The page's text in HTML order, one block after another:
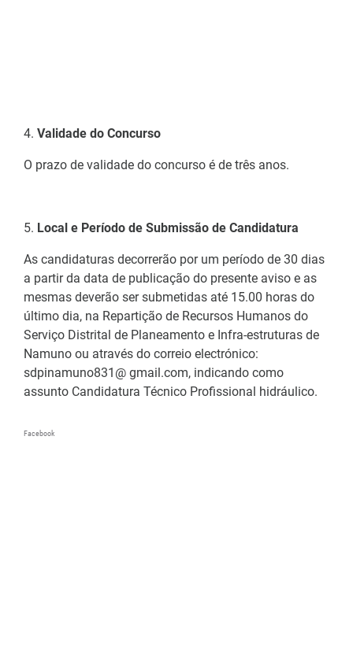
4. Validade do Concurso
O prazo de validade do concurso é de três anos.
5. Local e Período de Submissão de Candidatura
As candidaturas decorrerão por um período de 30 dias
a partir da data de publicação do presente aviso e as
mesmas deverão ser submetidas até 15.00 horas do
último dia, na Repartição de Recursos Humanos do
Serviço Distrital de Planeamento e Infra-estruturas de
Namuno ou através do correio electrónico:
sdpinamuno831@ gmail.com, indicando como
assunto Candidatura Técnico Profissional hidráulico.
Facebook